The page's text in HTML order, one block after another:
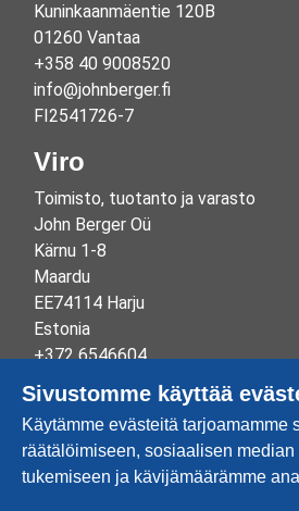
Kuninkaanmäentie 120B
01260 Vantaa
+358 40 9008520
info@johnberger.fi
FI2541726-7
Viro
Toimisto, tuotanto ja varasto
John Berger Oü
Kärnu 1-8
Maardu
EE74114 Harju
Estonia
+372 6546604
info@johnberger.ee
Reg.nr 10265834
EE100332513
Sivustomme käyttää
Käytämme evästeitä tarjoamamme
räätälöimiseen, sosiaalisen
tukemiseen ja kävijämäärämme